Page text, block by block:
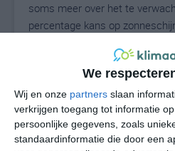
We
Wij en onze partners slaan
verkrijgen toegang tot informatie
persoonlijke gegevens, zoals
standaardinformatie die door een
soms meer over het te
percentage kans op
24°C